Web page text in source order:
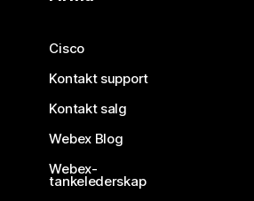
Cisco
Kontakt support
Kontakt salg
Webex Blog
Webex-
tankelederskap